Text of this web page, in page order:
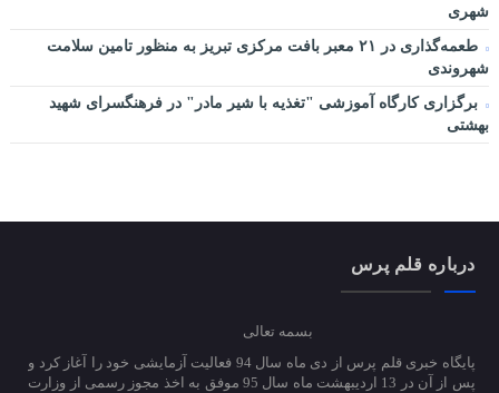
شهری
طعمه‌گذاری در ۲۱ معبر بافت مرکزی تبریز به منظور تامین سلامت
شهروندی
برگزاری کارگاه آموزشی "تغذیه با شیر مادر" در فرهنگسرای شهید
بهشتی
درباره قلم پرس
بسمه تعالی
پایگاه خبری قلم پرس از دی ماه سال 94 فعالیت آزمایشی خود را آغاز کرد و
پس از آن در 13 اردیبهشت ماه سال 95 موفق به اخذ مجوز رسمی از وزارت